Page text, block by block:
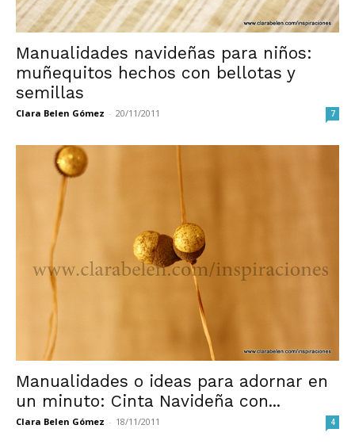
Manualidades navideñas para niños:
muñequitos hechos con bellotas y
semillas
Clara Belen Gómez - 20/11/2011 7
Manualidades o ideas para adornar en
un minuto: Cinta Navideña con...
Clara Belen Gómez - 18/11/2011 4